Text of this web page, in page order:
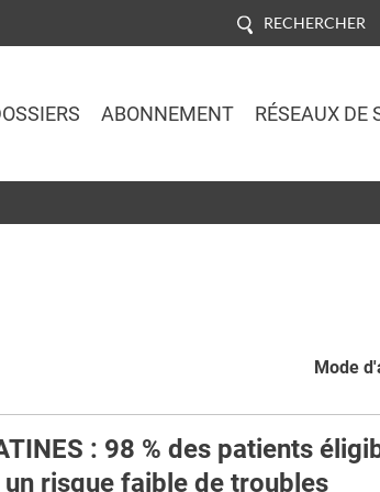
RECHERCHER
ABONNEMENT RÉSEAUX DE
Mode
: 98 % des patients
risque faible de troubles